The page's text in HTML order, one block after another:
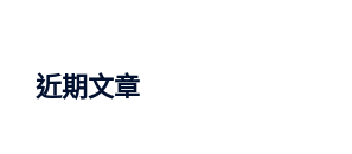
字:
近期文章